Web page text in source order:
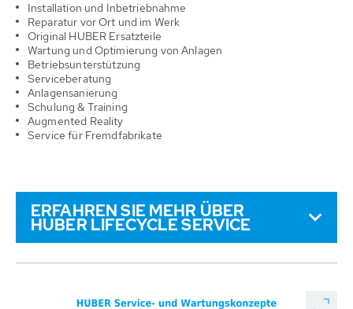
Installation und Inbetriebnahme
Reparatur vor Ort und im Werk
Original HUBER Ersatzteile
Wartung und Optimierung von Anlagen
Betriebsunterstützung
Serviceberatung
Anlagensanierung
Schulung & Training
Augmented Reality
Service für Fremdfabrikate
ERFAHREN SIE MEHR ÜBER
HUBER LIFECYCLE SERVICE